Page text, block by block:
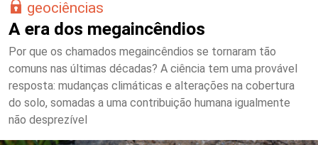
geociências
A era dos megaincêndios
Por que os chamados megaincêndios se tornaram tão
comuns nas últimas décadas? A ciência tem uma provável
resposta: mudanças climáticas e alterações na cobertura
do solo, somadas a uma contribuição humana igualmente
não desprezível